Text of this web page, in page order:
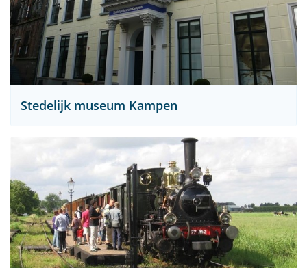
Stedelijk museum Kampen